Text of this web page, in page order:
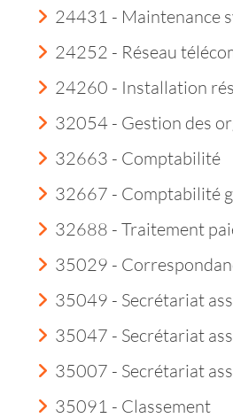
24431 - Maintenance
24252 - Réseau
24260 - Installation
32054 - Gestion des
32663 - Comptabilité
32667 - Comptabilité
32688 - Traitement
35029 -
35049 - Secrétariat
35047 - Secrétariat
35007 - Secrétariat
35091 - Classement